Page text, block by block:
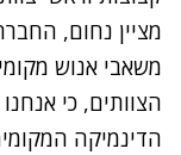
מציין נחום,
משאבי אנוש
הצוותים, כי
הדינמיקה